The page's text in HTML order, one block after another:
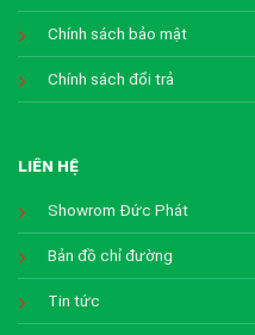
Chính sách bảo mật
Chính sách đổi trả
LIÊN HỆ
Showrom Đức Phát
Bản đồ chỉ đường
Tin tức